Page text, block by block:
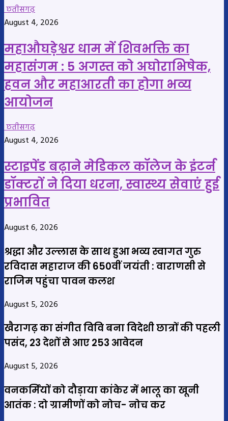
छतीसगढ़
August 4, 2026
महाऔघड़ेश्वर धाम में शिवभक्ति का
महासंगम : 5 अगस्त को अघोराभिषेक,
हवन और महाआरती का होगा भव्य
आयोजन
छतीसगढ़
August 4, 2026
स्टाइपेंड बढ़ाने मेडिकल कॉलेज के इंटर्न
डॉक्टरों ने दिया धरना, स्वास्थ्य सेवाएं हुई
प्रभावित
August 6, 2026
श्रद्धा और उल्लास के साथ हुआ भव्य स्वागत गुरु
रविदास महाराज की 650वीं जयंती : वाराणसी से
राजिम पहुंचा पावन कलश
August 5, 2026
खैरागढ़ का संगीत विवि बना विदेशी छात्रों की पहली
पसंद, 23 देशों से आए 253 आवेदन
August 5, 2026
वनकर्मियों को दौड़ाया कांकेर में भालू का खूनी
आतंक : दो ग्रामीणों को नोच- नोच कर